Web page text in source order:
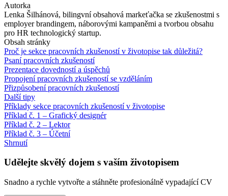
Autorka
Lenka Šilhánová, bilingvní obsahová markeťačka se zkušenostmi s
employer brandingem, náborovými kampaněmi a tvorbou obsahu
pro HR technologický startup.
Obsah stránky
Proč je sekce pracovních zkušeností v životopise tak důležitá?
Psaní pracovních zkušeností
Prezentace dovedností a úspěchů
Propojení pracovních zkušeností se vzděláním
Přizpůsobení pracovních zkušeností
Další tipy
Příklady sekce pracovních zkušeností v životopise
Příklad č. 1 – Grafický designér
Příklad č. 2 – Lektor
Příklad č. 3 – Účetní
Shrnutí
Udělejte skvělý dojem s vaším životopisem
Snadno a rychle vytvořte a stáhněte profesionálně vypadající CV